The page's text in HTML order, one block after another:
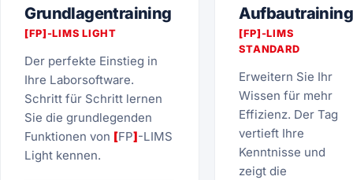
Grundlagentraining
[FP]-LIMS LIGHT
Der perfekte Einstieg in
Ihre Laborsoftware.
Schritt für Schritt lernen
Sie die grundlegenden
Funktionen von [FP]-LIMS
Light kennen.
Aufbautraining
[FP]-LIMS
STANDARD
Erweitern Sie Ihr
Wissen für mehr
Effizienz. Der Tag
vertieft Ihre
Kenntnisse und
zeigt die